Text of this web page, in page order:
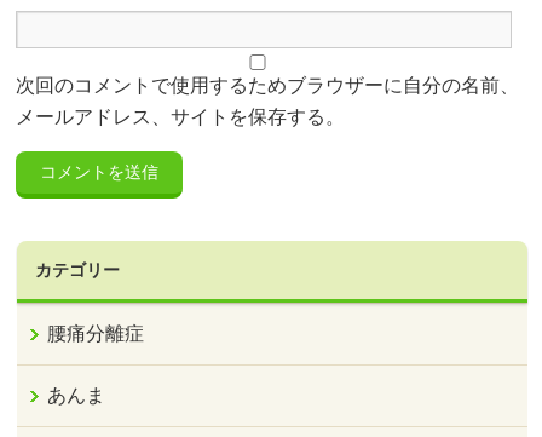
次回のコメントで使用するためブラウザーに自分の名前、
メールアドレス、サイトを保存する。
カテゴリー
腰痛分離症
あんま